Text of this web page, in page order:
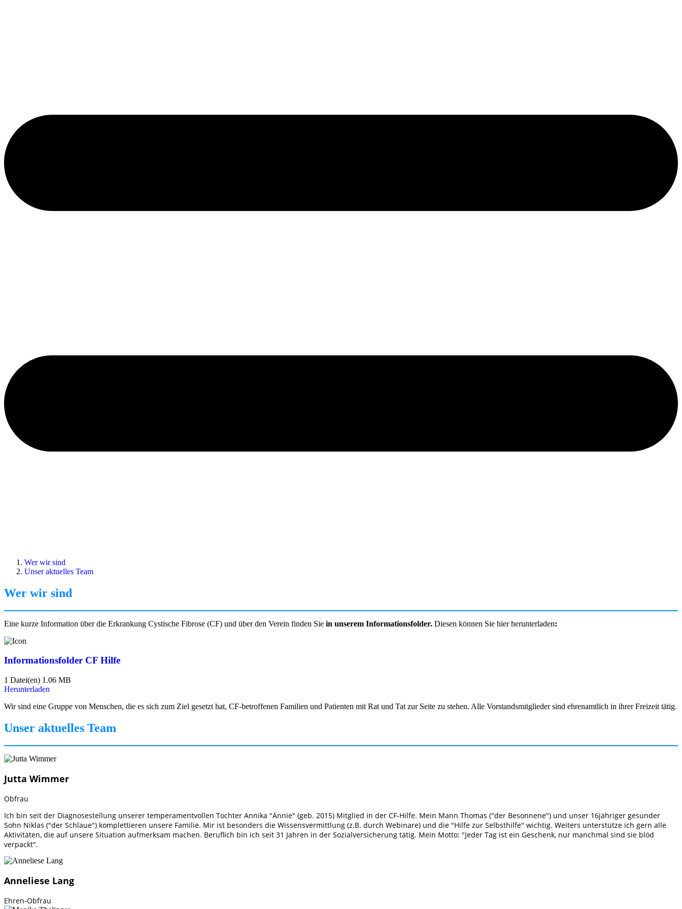
Wer wir sind
Unser aktuelles Team
Wer wir sind
Eine kurze Information über die Erkrankung Cystische Fibrose (CF) und über den Verein finden Sie in unserem Informationsfolder. Diesen können Sie hier herunterladen:
Informationsfolder CF Hilfe
1 Datei(en) 1.06 MB
Herunterladen
Wir sind eine Gruppe von Menschen, die es sich zum Ziel gesetzt hat, CF-betroffenen Familien und Patienten mit Rat und Tat zur Seite zu stehen. Alle Vorstandsmitglieder sind ehrenamtlich in ihrer Freizeit tätig.
Unser aktuelles Team
Jutta Wimmer
Obfrau
Ich bin seit der Diagnosestellung unserer temperamentvollen Tochter Annika "Ännie" (geb. 2015) Mitglied in der CF-Hilfe. Mein Mann Thomas ("der Besonnene") und unser 16jähriger gesunder
Sohn Niklas ("der Schlaue") komplettieren unsere Familie. Mir ist besonders die Wissensvermittlung (z.B. durch Webinare) und die "Hilfe zur Selbsthilfe" wichtig. Weiters unterstütze ich gern alle
Aktivitäten, die auf unsere Situation aufmerksam machen. Beruflich bin ich seit 31 Jahren in der Sozialversicherung tätig. Mein Motto: "Jeder Tag ist ein Geschenk, nur manchmal sind sie blöd
verpackt".
Anneliese Lang
Ehren-Obfrau